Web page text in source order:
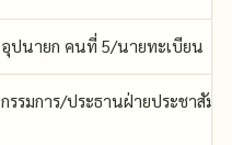
อุปนายก คนที่ 5/นายทะเบียน
กรรมการ/ประธานฝ่ายประชาสัม